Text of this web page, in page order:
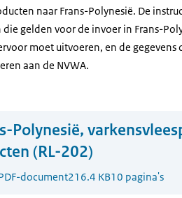
naar Frans-Polynesië. De
gelden voor de invoer in Frans-
moet uitvoeren, en de gegevens
aan de NVWA.
Polynesië,
(RL-202)
document216.4 KB10 pagina's